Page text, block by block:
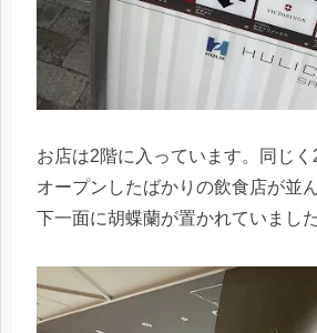
お店は2階に入っています。同じく
オープンしたばかりの飲食店が並
下一面に胡蝶蘭が置かれていました